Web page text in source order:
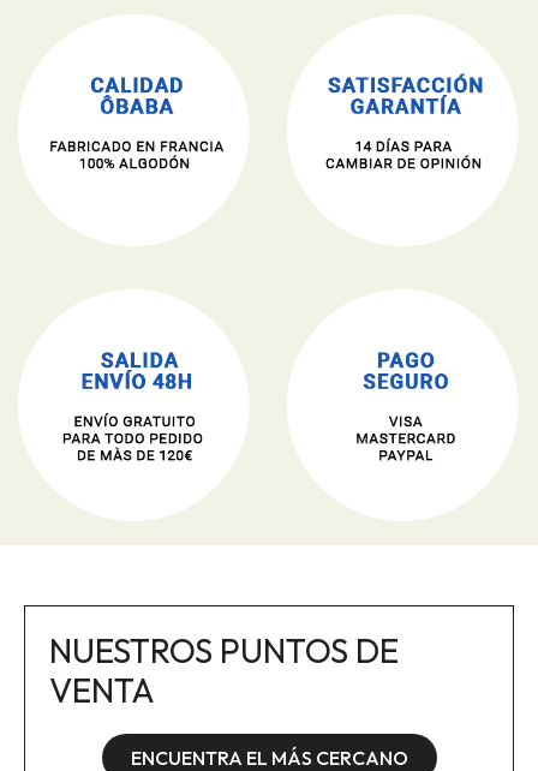
NUESTROS PUNTOS DE
VENTA
ENCUENTRA EL MÁS CERCANO